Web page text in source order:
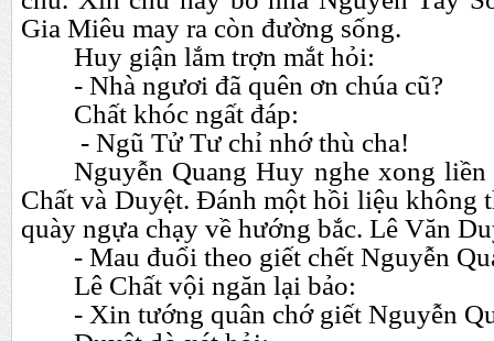
Gia Miêu may ra còn đường sống.
Huy giận lắm trợn mắt hỏi:
- Nhà ngươi đã quên ơn chúa cũ?
Chất khóc ngất đáp:
- Ngũ Tử Tư chỉ nhớ thù cha!
Nguyễn Quang Huy nghe xong
Chất và Duyệt. Đánh một hồi liệu không
quày ngựa chạy về hướng bắc. Lê Văn
- Mau đuổi theo giết chết Nguyễn
Lê Chất vội ngăn lại bảo:
- Xin tướng quân chớ giết Nguyễn